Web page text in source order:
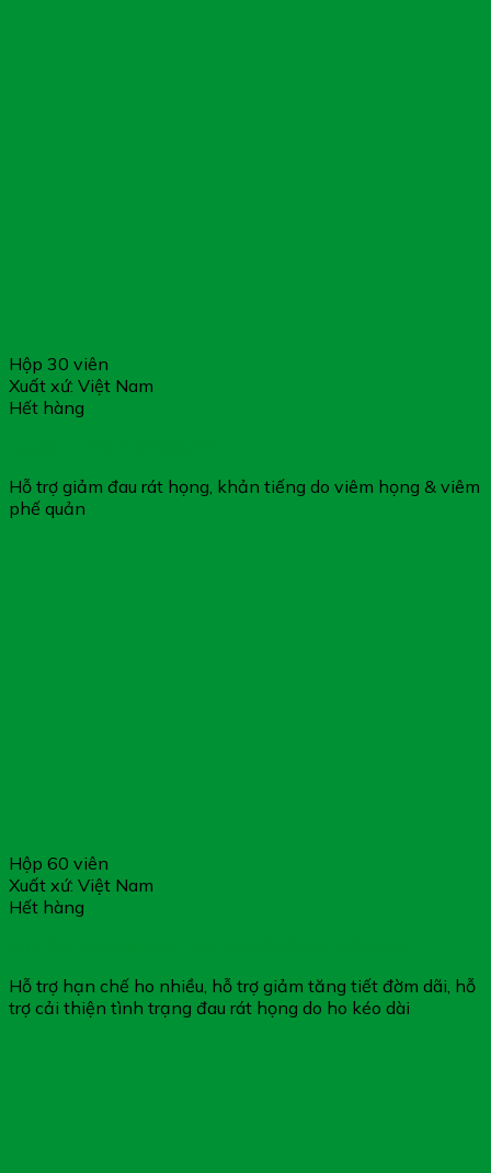
Hộp 30 viên
Xuất xứ: Việt Nam
Hết hàng
Hỗ trợ giảm đau rát họng, khản tiếng do viêm họng & viêm
phế quản
Hộp 60 viên
Xuất xứ: Việt Nam
Hết hàng
Hỗ trợ hạn chế ho nhiều, hỗ trợ giảm tăng tiết đờm dãi, hỗ
trợ cải thiện tình trạng đau rát họng do ho kéo dài